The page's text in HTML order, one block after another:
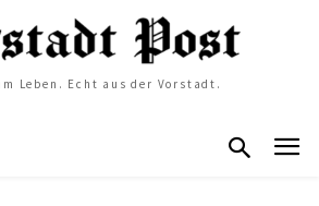
Leben. Echt aus der Vorstadt.